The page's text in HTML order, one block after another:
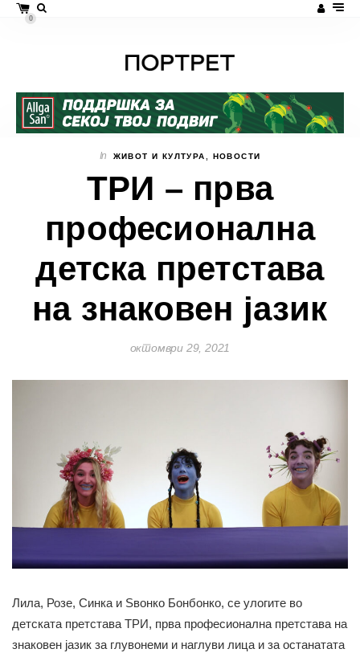
0
In ЖИВОТ И КУЛТУРА НОВОСТИ
ТРИ – прва
професионална
детска претстава
на знаковен јазик
октомври 29, 2021
Лила, Розе, Синка и Sвонко Бонбонко, се улогите во
детската претстава ТРИ, прва професионална претстава на
знаковен јазик за глувонеми и наглуви лица и за останатата